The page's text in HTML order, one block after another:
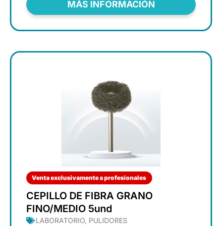
MÁS INFORMACIÓN
Venta exclusivamente a profesionales
CEPILLO DE FIBRA GRANO
FINO/MEDIO 5und
LABORATORIO PULIDORES